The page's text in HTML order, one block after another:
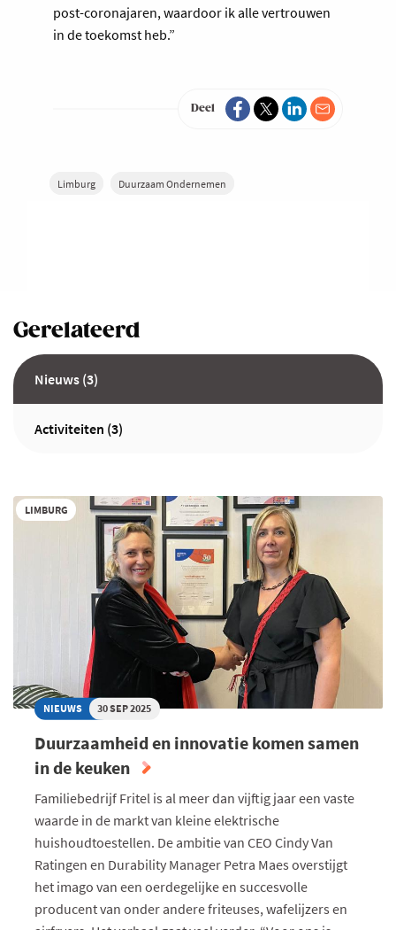
post-coronajaren, waardoor ik alle vertrouwen
in de toekomst heb.”
Deel
Limburg Duurzaam Ondernemen
Gerelateerd
Nieuws (3)
Activiteiten (3)
LIMBURG
NIEUWS 30 SEP 2025
Duurzaamheid en innovatie komen samen
in de keuken
Familiebedrijf Fritel is al meer dan vijftig jaar een vaste
waarde in de markt van kleine elektrische
huishoudtoestellen. De ambitie van CEO Cindy Van
Ratingen en Durability Manager Petra Maes overstijgt
het imago van een oerdegelijke en succesvolle
producent van onder andere friteuses, wafelijzers en